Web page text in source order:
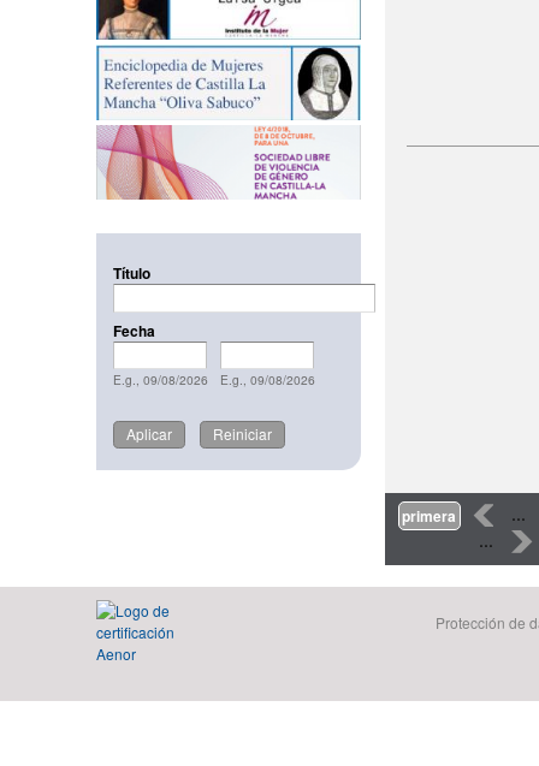
Título
Fecha
E.g., 09/08/2026 E.g., 09/08/2026
Páginas
primera ‹
…
…
›
Protección de